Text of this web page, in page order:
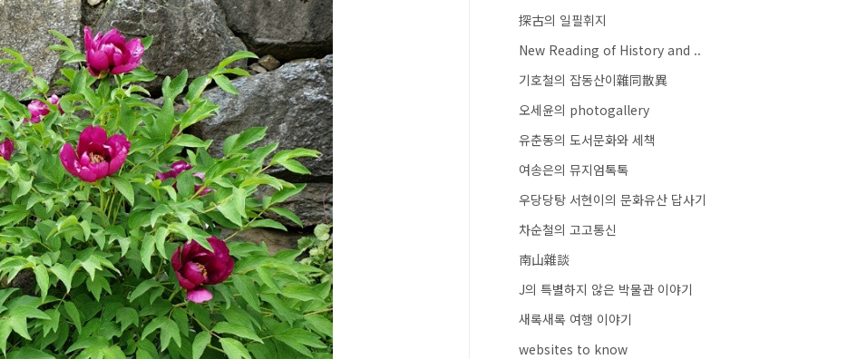
探古의 일필휘지
New Reading of History and ..
기호철의 잡동산이雜同散異
오세윤의 photogallery
유춘동의 도서문화와 세책
여송은의 뮤지엄톡톡
우당당탕 서현이의 문화유산 답사기
차순철의 고고통신
南山雜談
J의 특별하지 않은 박물관 이야기
새록새록 여행 이야기
websites to know